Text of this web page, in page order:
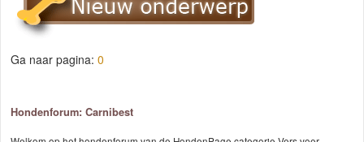
Ga naar pagina: 0
Hondenforum: Carnibest